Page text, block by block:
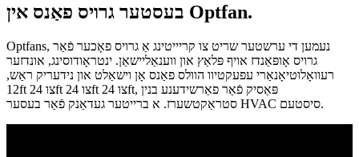
בעסטער גרויס פאַנס אין Optfan.
Optfans, נעמען די ערשטער שריט צו קריייטינג אַ גרויס פאָכער פֿאַר
גרויס אָופּאַנדז אויף פּלאַץ און ווענאַליישאַן. ינטראָודוסינג, אונדזער
רעוואָלוטיאָנאַרי עפעקטיוו הוולס פאַנס אָן וישאַלט און נידעריק ראַש,
12ft צו 24ft צו 24ft צו 24ft, פּאַסיק פֿאַר פאַרשידענע בנין
סטראַקטשערז. א ברייטער געדאַנק פֿאַר בעסער HVAC סיסטעם.